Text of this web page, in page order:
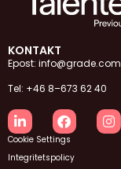
KONTAKT
Epost: info@grade.com
Tel: +46 8–673 62 40
Cookie Settings
Integritetspolicy